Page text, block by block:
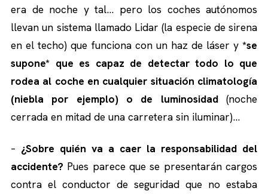
era de noche y tal… pero los coches autónomos
llevan un sistema llamado Lidar (la especie de sirena
en el techo) que funciona con un haz de láser y *se
supone* que es capaz de detectar todo lo que
rodea al coche en cualquier situación climatología
(niebla por ejemplo) o de luminosidad(noche
cerrada en mitad de una carretera sin iluminar)…
– ¿Sobre quién va a caer la responsabilidad del
accidente? Pues parece que se presentarán cargos
contra el conductor de seguridad que no estaba